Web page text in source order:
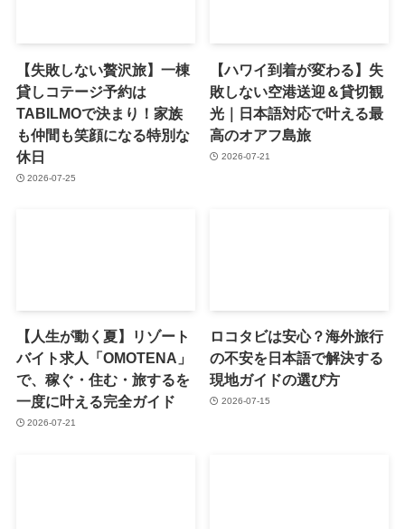
【失敗しない贅沢旅】一棟
貸しコテージ予約は
TABILMOで決まり！家族
も仲間も笑顔になる特別な
休日
2026-07-25
【ハワイ到着が変わる】失
敗しない空港送迎＆貸切観
光｜日本語対応で叶える最
高のオアフ島旅
2026-07-21
【人生が動く夏】リゾート
バイト求人「OMOTENA」
で、稼ぐ・住む・旅するを
一度に叶える完全ガイド
2026-07-21
ロコタビは安心？海外旅行
の不安を日本語で解決する
現地ガイドの選び方
2026-07-15